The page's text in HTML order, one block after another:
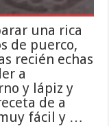
una rica
de puerco,
recién echas
a
y lápiz y
de a
fácil y …